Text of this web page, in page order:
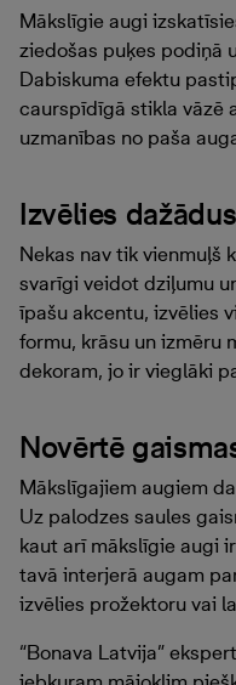
Mākslīgie augi
ziedošas puķes podiņā
Dabiskuma efektu
caurspīdīgā stikla vāzē
uzmanības no paša
Izvēlies
Nekas nav tik vienmuļš
svarīgi veidot dziļumu
īpašu akcentu, izvēlies
formu, krāsu un izmēru
dekoram, jo ir vieglāki
Novērtē
Mākslīgajiem augiem
Uz palodzes saules
kaut arī mākslīgie augi
tavā interjerā augam
izvēlies prožektoru vai
“Bonava Latvija”